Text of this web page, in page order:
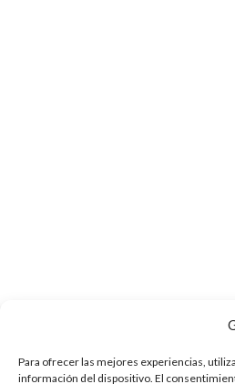
Para ofrecer las mejores experiencias,
información del dispositivo. El